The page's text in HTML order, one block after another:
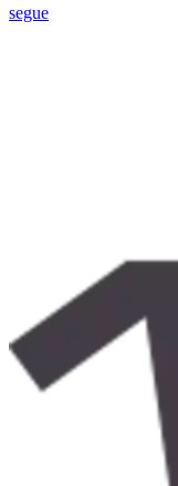
segue